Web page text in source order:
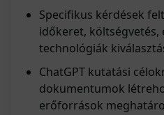
Specifikus kérdések
időkeret, költségvetés,
technológiák
ChatGPT kutatási
dokumentumok
erőforrások